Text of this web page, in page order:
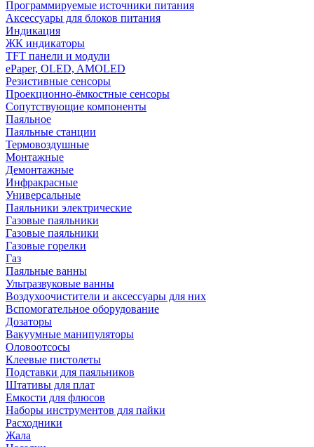
Программируемые источники питания
Аксессуары для блоков питания
Индикация
ЖК индикаторы
TFT панели и модули
ePaper, OLED, AMOLED
Резистивные сенсоры
Проекционно-ёмкостные сенсоры
Сопутствующие компоненты
Паяльное
Паяльные станции
Термовоздушные
Монтажные
Демонтажные
Инфракрасные
Универсальные
Паяльники электрические
Газовые паяльники
Газовые паяльники
Газовые горелки
Газ
Паяльные ванны
Ультразвуковые ванны
Воздухоочистители и аксессуары для них
Вспомогательное оборудование
Дозаторы
Вакуумные манипуляторы
Оловоотсосы
Клеевые пистолеты
Подставки для паяльников
Штативы для плат
Емкости для флюсов
Наборы инструментов для пайки
Расходники
Жала